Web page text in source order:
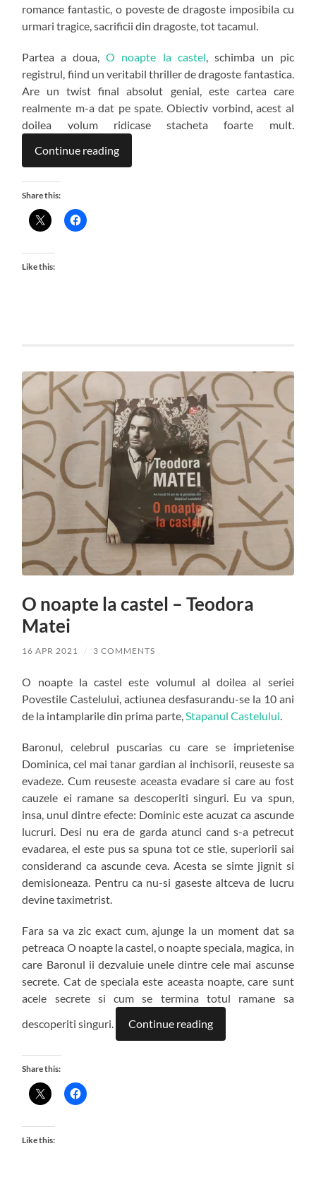
romance fantastic, o poveste de dragoste imposibila cu
urmari tragice, sacrificii din dragoste, tot tacamul.
Partea a doua,O noapte la castel, schimba un pic
registrul, fiind un veritabil thriller de dragoste fantastica.
Are un twist final absolut genial, este cartea care
realmente m-a dat pe spate. Obiectiv vorbind, acest al
doilea volum ridicase stacheta foarte mult.
Continue reading
Share this:
Like this:
O noapte la castel – Teodora
Matei
16 APR 2021 / 3 COMMENTS
O noapte la castel este volumul al doilea al seriei
Povestile Castelului, actiunea desfasurandu-se la 10 ani
de la intamplarile din prima parte,Stapanul Castelului.
Baronul, celebrul puscarias cu care se imprietenise
Dominica, cel mai tanar gardian al inchisorii, reuseste sa
evadeze. Cum reuseste aceasta evadare si care au fost
cauzele ei ramane sa descoperiti singuri. Eu va spun,
insa, unul dintre efecte: Dominic este acuzat ca ascunde
lucruri. Desi nu era de garda atunci cand s-a petrecut
evadarea, el este pus sa spuna tot ce stie, superiorii sai
considerand ca ascunde ceva. Acesta se simte jignit si
demisioneaza. Pentru ca nu-si gaseste altceva de lucru
devine taximetrist.
Fara sa va zic exact cum, ajunge la un moment dat sa
petreaca O noapte la castel, o noapte speciala, magica, in
care Baronul ii dezvaluie unele dintre cele mai ascunse
secrete. Cat de speciala este aceasta noapte, care sunt
acele secrete si cum se termina totul ramane sa
descoperiti singuri.
Continue reading
Share this:
Like this: